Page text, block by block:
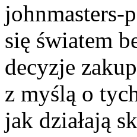
johnmasters-
się światem
decyzje
z myślą o
jak działają